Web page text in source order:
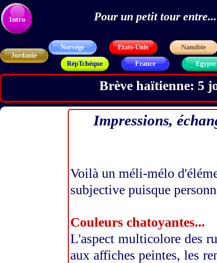
Brève haïtienne: 5
Impressions,
Voilà un méli-mélo
subjective puisque
Couleurs chatoyantes...
L'aspect multicolore des
aux affiches peintes, les
Intro
Texte
RépTchèque France
Jordanie
Etats-Unis
Norvège
Egypte
Namibie
Pour un petit tour